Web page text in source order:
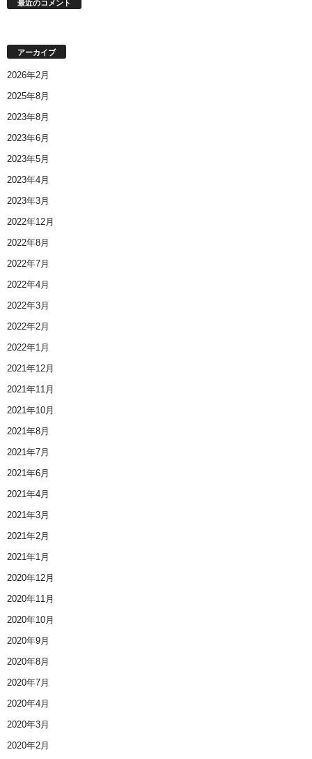
最近のコメント
アーカイブ
2026年2月
2025年8月
2023年8月
2023年6月
2023年5月
2023年4月
2023年3月
2022年12月
2022年8月
2022年7月
2022年4月
2022年3月
2022年2月
2022年1月
2021年12月
2021年11月
2021年10月
2021年8月
2021年7月
2021年6月
2021年4月
2021年3月
2021年2月
2021年1月
2020年12月
2020年11月
2020年10月
2020年9月
2020年8月
2020年7月
2020年4月
2020年3月
2020年2月